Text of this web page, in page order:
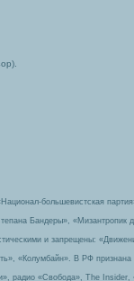
большевистская
Бандеры», «Мизантропик
и запрещены:
«Колумбайн». В РФ признана
радио «Свобода», The